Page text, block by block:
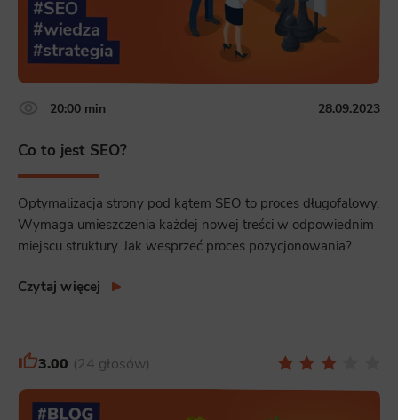
20:00 min 28.09.2023
Co to jest SEO?
Optymalizacja strony pod kątem SEO to proces długofalowy.
Wymaga umieszczenia każdej nowej treści w odpowiednim
miejscu struktury. Jak wesprzeć proces pozycjonowania?
Czytaj więcej
3.00 24 głosów